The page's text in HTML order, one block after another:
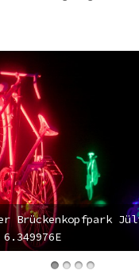
Brückenkopfpark